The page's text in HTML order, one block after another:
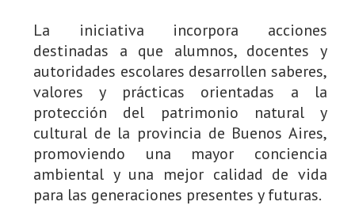
La iniciativa incorpora acciones
destinadas a que alumnos, docentes y
autoridades escolares desarrollen saberes,
valores y prácticas orientadas a la
protección del patrimonio natural y
cultural de la provincia de Buenos Aires,
promoviendo una mayor conciencia
ambiental y una mejor calidad de vida
para las generaciones presentes y futuras.